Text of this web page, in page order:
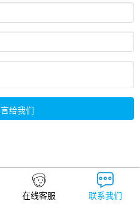
给我们
在线客服 联系我们